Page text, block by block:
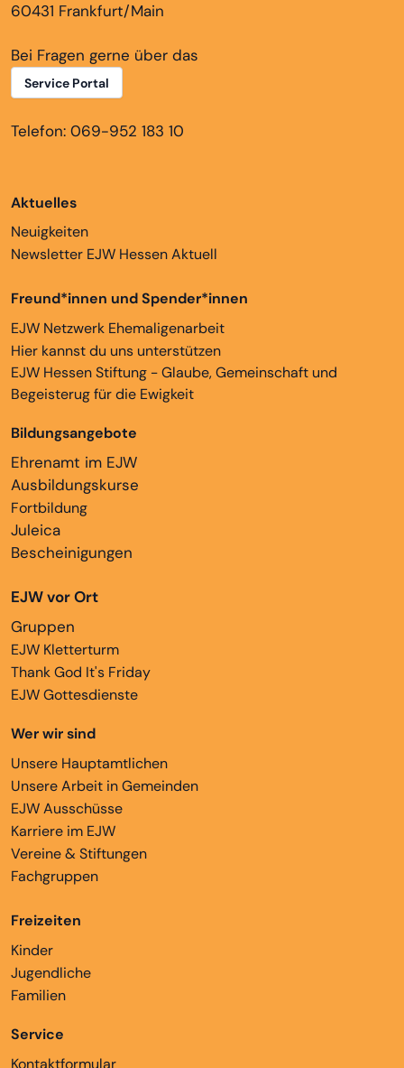
60431 Frankfurt/Main
Bei Fragen gerne über das
Service Portal
Telefon: 069-952 183 10
Aktuelles
Neuigkeiten
Newsletter EJW Hessen Aktuell
Freund*innen und Spender*innen
EJW Netzwerk Ehemaligenarbeit
Hier kannst du uns unterstützen
EJW Hessen Stiftung - Glaube, Gemeinschaft und
Begeisterug für die Ewigkeit
Bildungsangebote
Ehrenamt im EJW
Ausbildungskurse
Fortbildung
Juleica
Bescheinigungen
EJW vor Ort
Gruppen
EJW Kletterturm
Thank God It's Friday
EJW Gottesdienste
Wer wir sind
Unsere Hauptamtlichen
Unsere Arbeit in Gemeinden
EJW Ausschüsse
Karriere im EJW
Vereine & Stiftungen
Fachgruppen
Freizeiten
Kinder
Jugendliche
Familien
Service
Kontaktformular